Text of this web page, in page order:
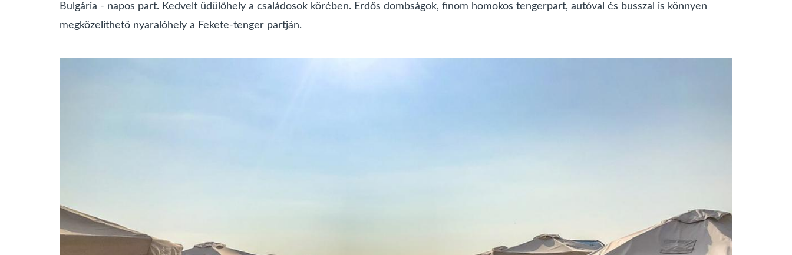
Bulgária - napos part. Kedvelt üdülőhely a családosok körében. Erdős dombságok, finom homokos tengerpart, autóval és busszal is könnyen
megközelíthető nyaralóhely a Fekete-tenger partján.